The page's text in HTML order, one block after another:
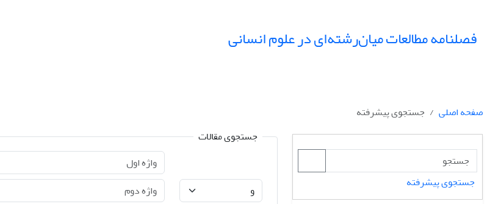
فصلنامه مطالعات میان‌رشته‌ای در علوم انسانی
صفحه اصلی جستجوی پیشرفته
جستجوی پیشرفته
جستجوی مقالات